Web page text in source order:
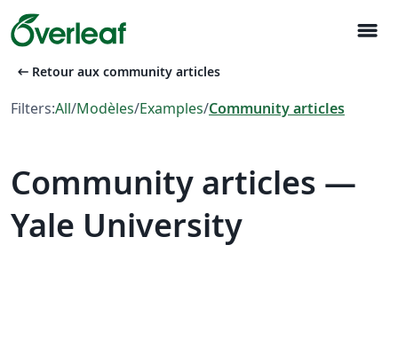
menu
arrow_left_alt Retour aux community articles
Filters:All/Modèles/Examples/Community articles
Community articles —
Yale University